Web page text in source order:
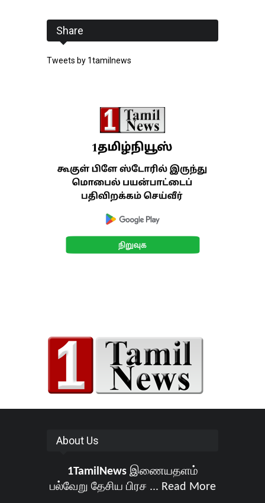
Share
Tweets by 1tamilnews
About Us
1TamilNewsஇணையதளம்
பல்வேறு தேசிய பிரச ... Read More